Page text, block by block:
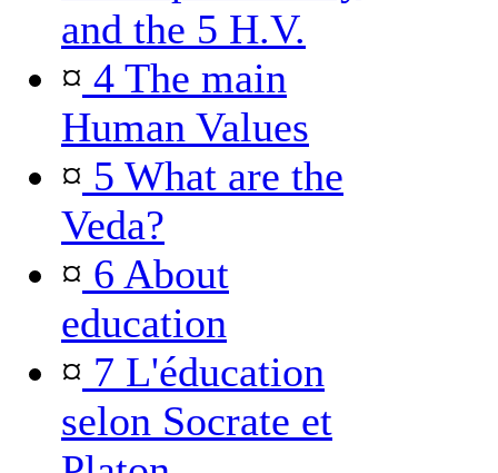
and the 5 H.V.
¤ 4 The main
Human Values
¤ 5 What are the
Veda?
¤ 6 About
education
¤ 7 L'éducation
selon Socrate et